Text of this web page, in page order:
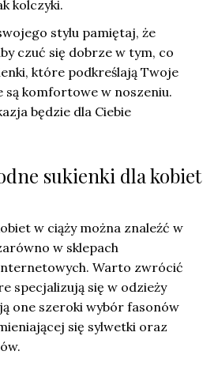
kolczyki.
stylu pamiętaj, że
czuć się dobrze w tym, co
które podkreślają Twoje
są komfortowe w noszeniu.
będzie dla Ciebie
sukienki dla kobiet
w ciąży można znaleźć w
w sklepach
Warto zwrócić
specjalizują się w odzieży
one szeroki wybór fasonów
się sylwetki oraz